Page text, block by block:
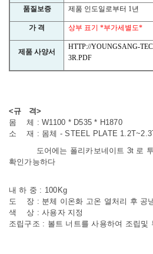
품질보증 제품 인도일로부터 1년
가 격 상부 표기 *부가세별도*
제품 사양서
HTTP://YOUNGSANG-
3R.PDF
<규 격>
몸 체 : W1100 * D535 * H1870
소 재 : 몸체 - STEEL PLATE
도어에는 폴리카보네이트 3t 로 투
확인가능하다
내 하 중 : 100Kg
도 장 : 분체 이온화 고온 열처리 후 공
색 상 : 사용자 지정
조립구조 : 볼트 너트를 사용하여 조립및